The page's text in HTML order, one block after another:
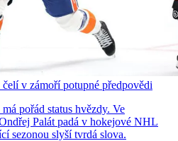
v zámoří potupné předpovědi
pořád status hvězdy. Ve
Palát padá v hokejové NHL
sezonou slyší tvrdá slova.